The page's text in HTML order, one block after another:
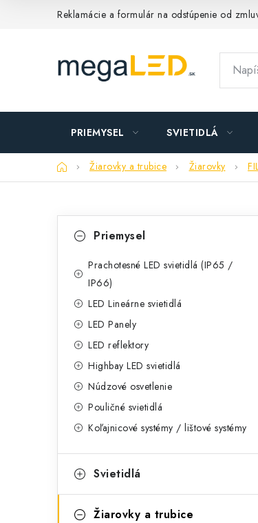
Reklamácie a formulár na odstúpenie od
PRIEMYSEL SVIETIDLÁ
DomovŽiarovky a trubice Žiarovky
l
kategóriePriemysel
Prachotesné LED svietidlá (IP65 /
IP66)
LED Lineárne svietidlá
LED Panely
LED reflektory
Highbay LED svietidlá
Núdzové osvetlenie
Pouličné svietidlá
Koľajnicové systémy / lištové systémy
Svietidlá
Žiarovky a trubice